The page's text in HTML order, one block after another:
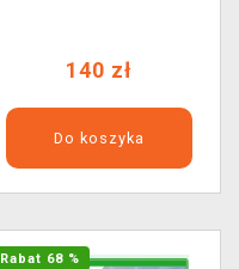
140 zł
Do koszyka
Rabat 68 %